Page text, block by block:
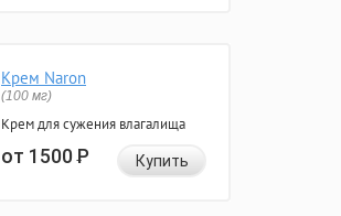
Крем Naron
(100 мг)
Крем для сужения влагалища
от 1500Р Купить